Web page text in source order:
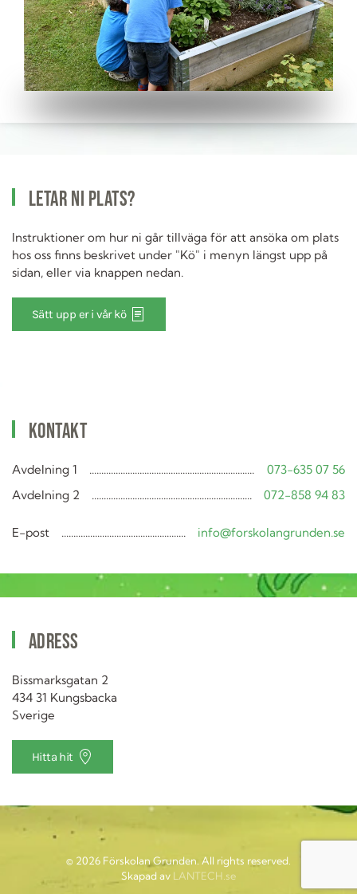
Letar ni plats?
Instruktioner om hur ni går tillväga för att ansöka om plats
hos oss finns beskrivet under "Kö" i menyn längst upp på
sidan, eller via knappen nedan.
Sätt upp er i vår kö
Kontakt
Avdelning 1
073-635 07 56
Avdelning 2
072-858 94 83
E-post info@forskolangrunden.se
Adress
Bissmarksgatan 2
434 31 Kungsbacka
Sverige
Hitta hit
© 2026 Förskolan Grunden. All rights reserved.
Skapad av LANTECH.se